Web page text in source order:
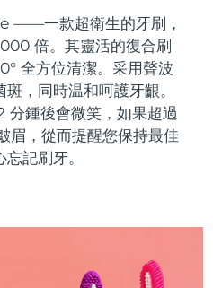
——一款超衛生的牙刷，
倍。其靈活的復合刷
全方位清潔。采用聲波
，同時温和呵護牙齦。
分鍾後會微笑，如果超過
眉，從而提醒您保持最佳
記刷牙。
裝
Plus
heating
aging massage
裝
toning
on-the-go
line smoothing device
裝
and red light therapy
口腔護理
silicone sonic toothbrush
LED 護理
預計送達日期 8/9/26
預計送達日期 8/15/26
預計送達日期 8/12/26
預計送達日期8/14/26
預計送達日期8/13/26
8/13/26